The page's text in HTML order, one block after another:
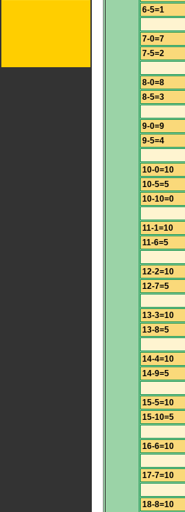
6-5=1
7-0=7
7-5=2
8-0=8
8-5=3
9-0=9
9-5=4
10-0=10
10-5=5
10-10=0
11-1=10
11-6=5
12-2=10
12-7=5
13-3=10
13-8=5
14-4=10
14-9=5
15-5=10
15-10=5
16-6=10
17-7=10
18-8=10